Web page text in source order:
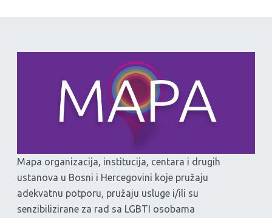
Mapa organizacija, institucija, centara i drugih
ustanova u Bosni i Hercegovini koje pružaju
adekvatnu potporu, pružaju usluge i/ili su
senzibilizirane za rad sa LGBTI osobama